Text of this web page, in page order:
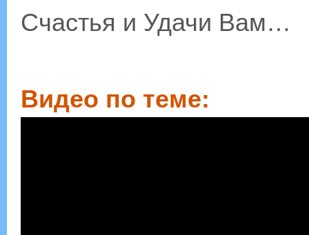
Счастья и Удачи Вам…
Видео по теме: